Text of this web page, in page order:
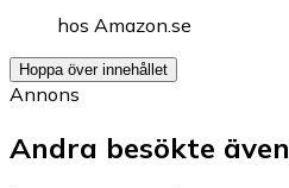
hos Amazon.se
Hoppa över innehållet
Annons
Andra besökte även